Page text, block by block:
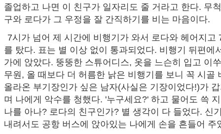
졸업하고 나면 이 친구가 일자리도 줄 거라고 한다. 무
구와 로다가 그 우정을 잘 간직하기를 비는 마음이다.
7시가 넘어 제 시간에 비행기가 와서 로다와 헤어지고
를 탔다. 표는 별 이상 없이 통과되었다. 비행기 뒤편에
가에 앉았다. 뚱뚱한 스튜어디스, 옷을 느슨히 입고 이
무원, 올 때보다 더 허름한 낡은 비행기를 보니 꼭 시골
올라온 부기장인가 싶은 남자(사실은 기장이었다!)가
며 나에게 악수를 청했다. '누구세요?' 하고 물어도 쓱
나를 아나? 로다의 친구인가? 별 생각이 다 들었다. 신
내려서도 공항 버스에 앉아있는 나에게 손을 흔들어